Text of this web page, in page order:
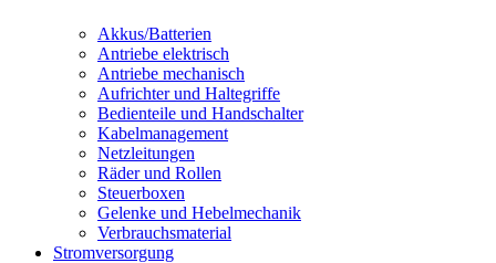
Akkus/Batterien
Antriebe elektrisch
Antriebe mechanisch
Aufrichter und Haltegriffe
Bedienteile und Handschalter
Kabelmanagement
Netzleitungen
Räder und Rollen
Steuerboxen
Gelenke und Hebelmechanik
Verbrauchsmaterial
Stromversorgung